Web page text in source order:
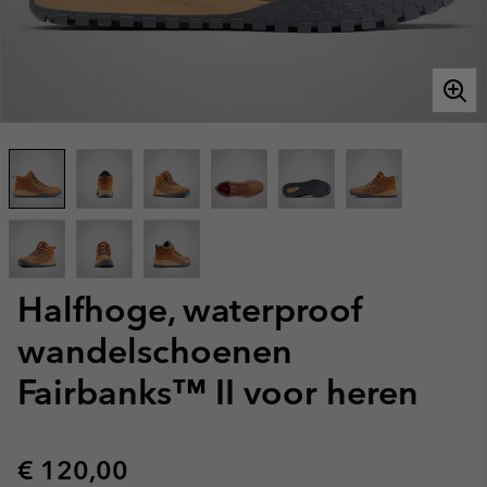
Halfhoge, waterproof
wandelschoenen
Fairbanks™ II voor heren
Regular price:
€ 120,00